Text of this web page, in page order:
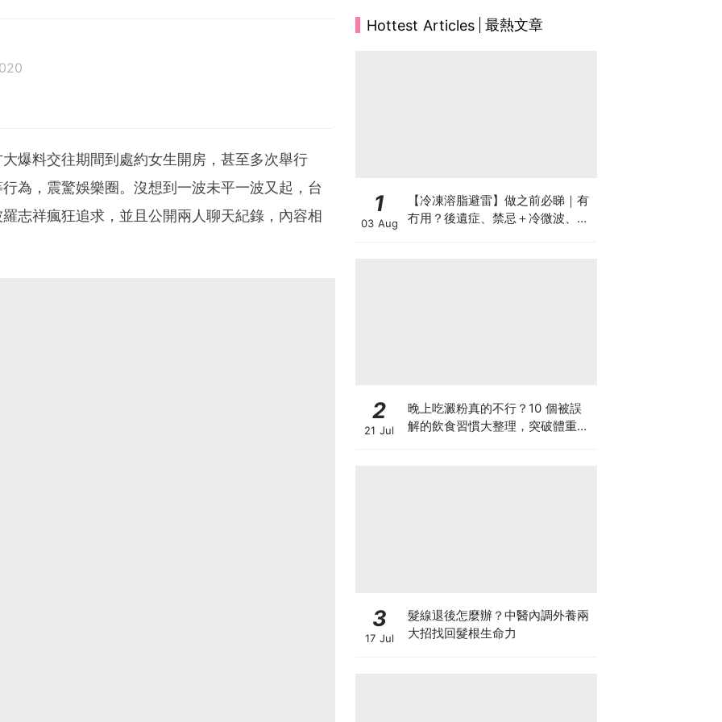
爆料交往期間到處約女生開房，甚至多次舉行
為，震驚娛樂圈。沒想到一波未平一波又起，台
志祥瘋狂追求，並且公開兩人聊天紀錄，內容相
Hottest Articles 最熱文章
1
03 Aug
【冷凍溶脂避雷】做之前必睇｜有
冇用？後遺症、禁忌＋冷微波、雙
2
21 Jul
晚上吃澱粉真的不行？10 個被誤
解的飲食習慣大整理，突破體重停
3
17 Jul
髮線退後怎麼辦？中醫內調外養兩
大招找回髮根生命力